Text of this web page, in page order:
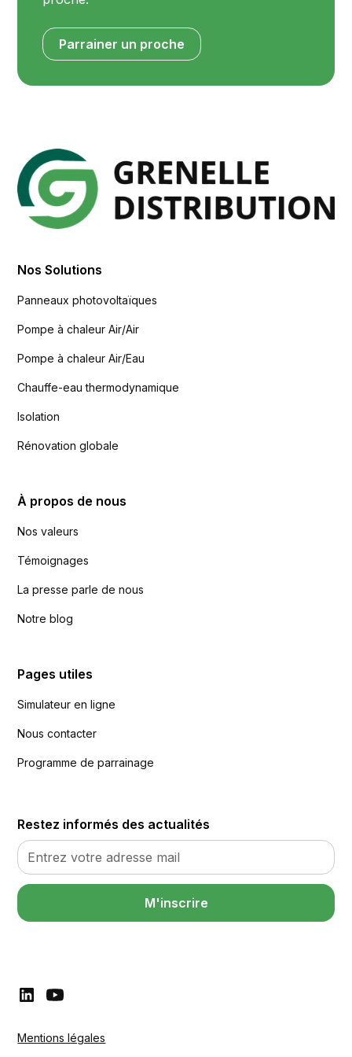
Parrainer un proche
Nos Solutions
Panneaux photovoltaïques
Pompe à chaleur Air/Air
Pompe à chaleur Air/Eau
Chauffe-eau thermodynamique
Isolation
Rénovation globale
À propos de nous
Nos valeurs
Témoignages
La presse parle de nous
Notre blog
Pages utiles
Simulateur en ligne
Nous contacter
Programme de parrainage
Restez informés des actualités
M'inscrire
Mentions légales